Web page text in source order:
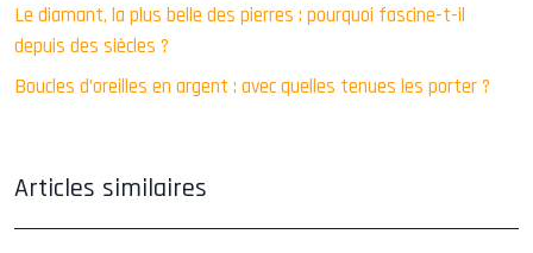
Le diamant, la plus belle des pierres : pourquoi fascine-t-il
depuis des siècles ?
Boucles d’oreilles en argent : avec quelles tenues les porter ?
Articles similaires